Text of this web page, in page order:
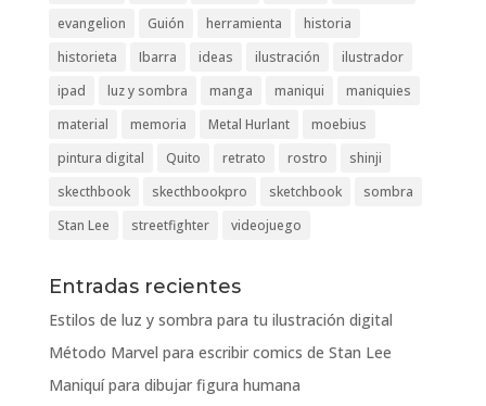
evangelion
Guión herramienta
historia
historieta
Ibarra ideas ilustración
ilustrador
ipad
luz y sombra manga maniqui
maniquies
material
memoria Metal Hurlant
moebius
pintura digital
Quito retrato rostro
shinji
skecthbook
skecthbookpro sketchbook
sombra
Stan Lee
streetfighter videojuego
Entradas recientes
Estilos de luz y sombra para tu ilustración digital
Método Marvel para escribir comics de Stan Lee
Maniquí para dibujar figura humana